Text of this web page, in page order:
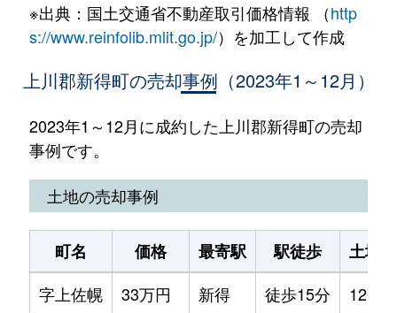
※出典：国土交通省不動産取引価格情報 （http
s://www.reinfolib.mlit.go.jp/）を加工して作成
上川郡新得町の売却事例（2023年1～12月）
2023年1～12月に成約した上川郡新得町の売却
事例です。
土地の売却事例
町名 価格 最寄駅 駅徒歩
土地
字上佐幌
33万円 新得 徒歩15分
120m²